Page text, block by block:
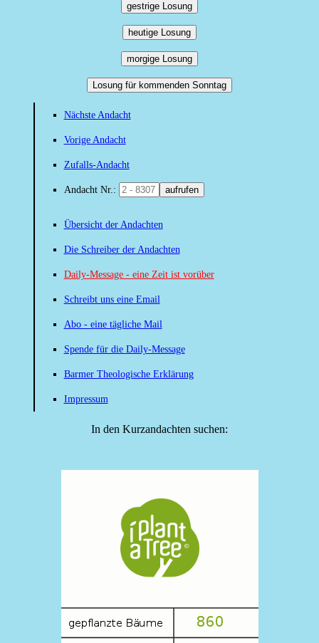
gestrige Losung
heutige Losung
morgige Losung
Losung für kommenden Sonntag
Nächste Andacht
Vorige Andacht
Zufalls-Andacht
Andacht Nr.: aufrufen
Übersicht der Andachten
Die Schreiber der Andachten
Daily-Message - eine Zeit ist vorüber
Schreibt uns eine Email
Abo - eine tägliche Mail
Spende für die Daily-Message
Barmer Theologische Erklärung
Impressum
In den Kurzandachten suchen: